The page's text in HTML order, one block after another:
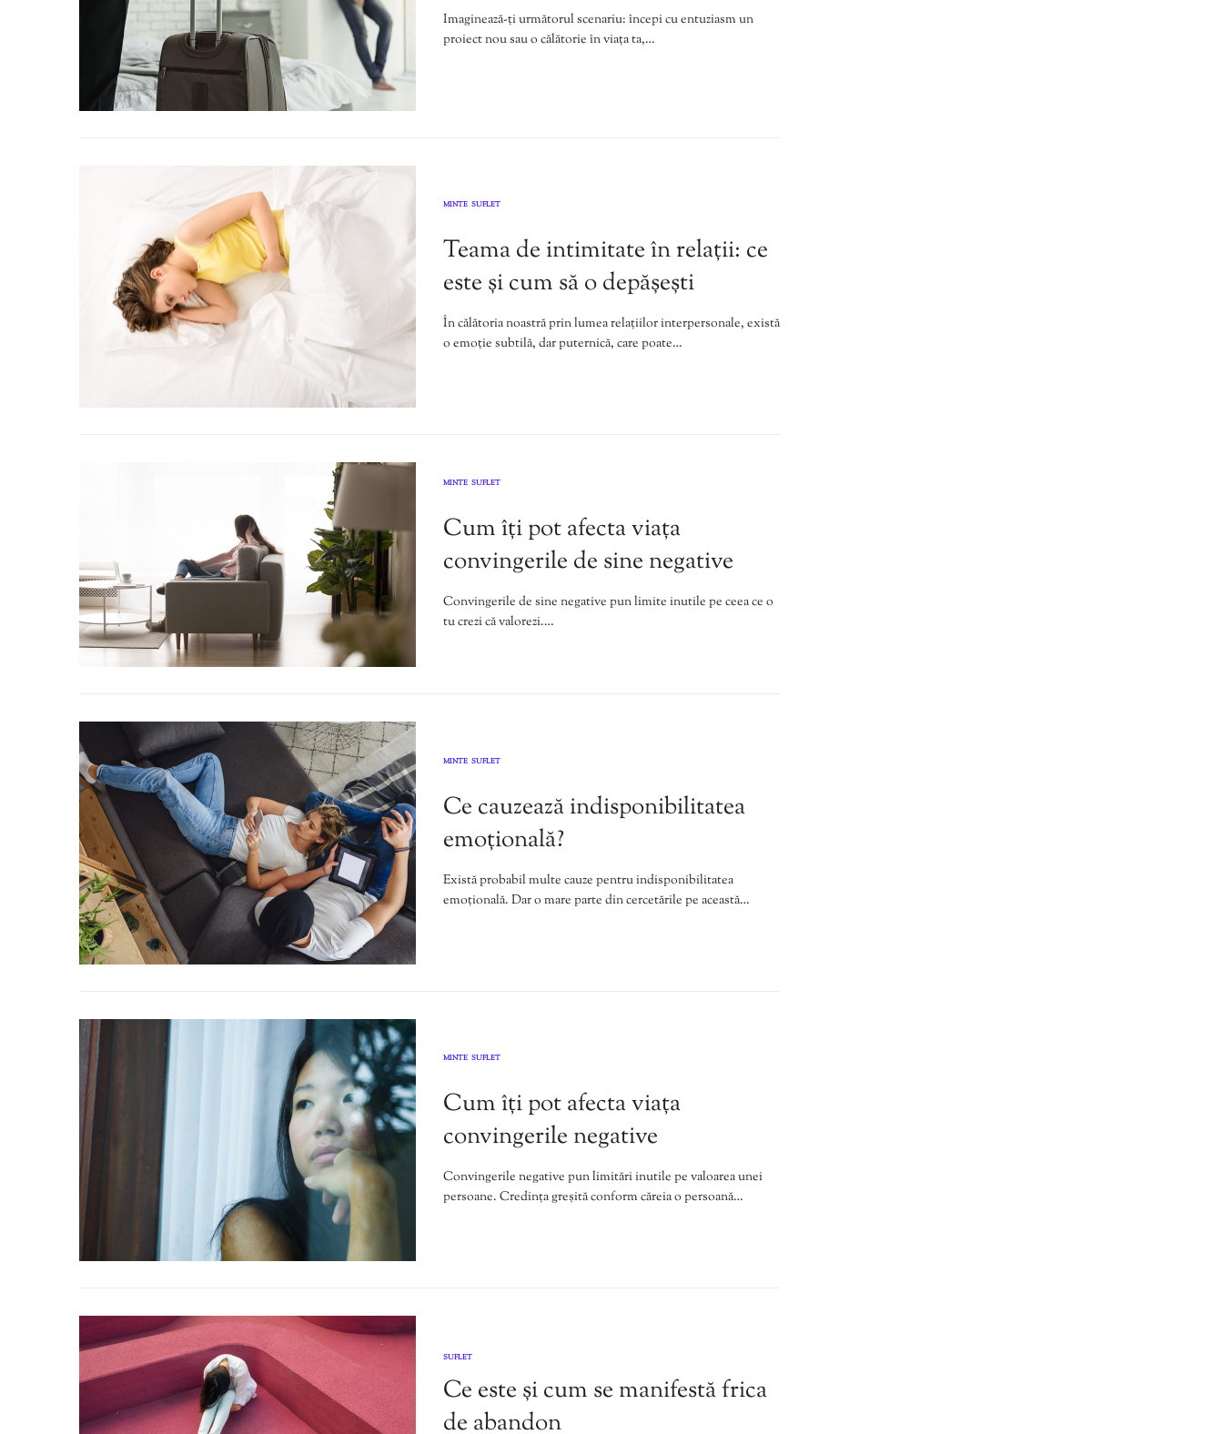
Imaginează-ți următorul scenariu: începi cu entuziasm un
proiect nou sau o călătorie în viața ta,…
MINTE SUFLET
Teama de intimitate în relații: ce
este și cum să o depășești
În călătoria noastră prin lumea relațiilor interpersonale, există
o emoție subtilă, dar puternică, care poate…
MINTE SUFLET
Cum îți pot afecta viața
convingerile de sine negative
Convingerile de sine negative pun limite inutile pe ceea ce o
tu crezi că valorezi.…
MINTE SUFLET
Ce cauzează indisponibilitatea
emoțională?
Există probabil multe cauze pentru indisponibilitatea
emoțională. Dar o mare parte din cercetările pe această…
MINTE SUFLET
Cum îți pot afecta viața
convingerile negative
Convingerile negative pun limitări inutile pe valoarea unei
persoane. Credința greșită conform căreia o persoană…
SUFLET
Ce este și cum se manifestă frica
de abandon